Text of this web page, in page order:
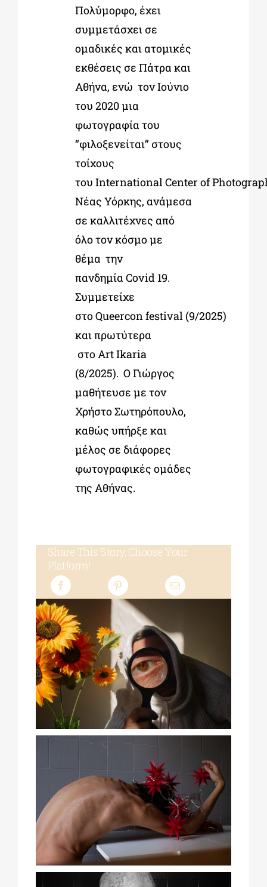
Πολύμορφο, έχει
συμμετάσχει σε
ομαδικές και ατομικές
εκθέσεις σε Πάτρα και
Αθήνα, ενώ τον Ιούνιο
του 2020 μια
φωτογραφία του
‘’φιλοξενείται’’ στους
τοίχους
του International Center of
Νέας Υόρκης, ανάμεσα
σε καλλιτέχνες από
όλο τον κόσμο με
θέμα την
πανδημία Covid 19.
Συμμετείχε
στο Queercon festival (9/2025)
και πρωτύτερα
στο Art Ikaria
(8/2025). Ο Γιώργος
μαθήτευσε με τον
Χρήστο Σωτηρόπουλο,
καθώς υπήρξε και
μέλος σε διάφορες
φωτογραφικές ομάδες
της Αθήνας.
Share This Story, Choose Your
Platform!